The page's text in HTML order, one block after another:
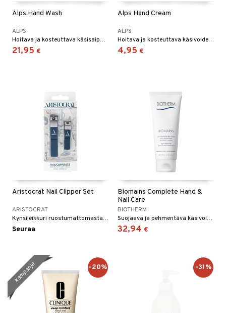
Alps Hand Wash
ALPS
Hoitava ja kosteuttava käsisaippua ALPSilta
21,95 €
Alps Hand Cream
ALPS
Hoitava ja kosteuttava käsivoide ALPSilta
4,95 €
Aristocrat Nail Clipper Set
ARISTOCRAT
Kynsileikkuri ruostumattomasta teräksestä
Seuraa
Biomains Complete Hand &
Nail Care
BIOTHERM
Suojaava ja pehmentävä käsivoide Biothermiltä
32,94 €
kampanja -20% -31%